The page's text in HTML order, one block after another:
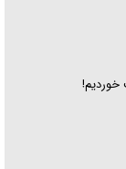
خوردیم!